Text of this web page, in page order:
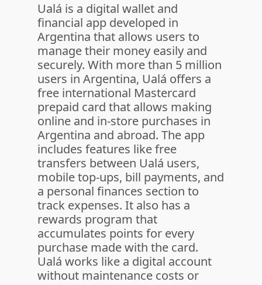
Ualá is a digital wallet and
financial app developed in
Argentina that allows users to
manage their money easily and
securely. With more than 5 million
users in Argentina, Ualá offers a
free international Mastercard
prepaid card that allows making
online and in-store purchases in
Argentina and abroad. The app
includes features like free
transfers between Ualá users,
mobile top-ups, bill payments, and
a personal finances section to
track expenses. It also has a
rewards program that
accumulates points for every
purchase made with the card.
Ualá works like a digital account
without maintenance costs or